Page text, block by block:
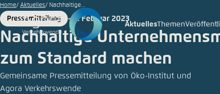
Zum
Hauptinhalt
gehen
AktuellesThemen
Home Aktuelles Nachhaltige...
Format
Pressemitteilung
Date
9. Februar 2023
Nachhaltige
zum Standard machen
Gemeinsame Pressemitteilung von Öko-Institut und
Agora Verkehrswende
©
golero/iStock
Login
Deutsch
Agora
möchten.